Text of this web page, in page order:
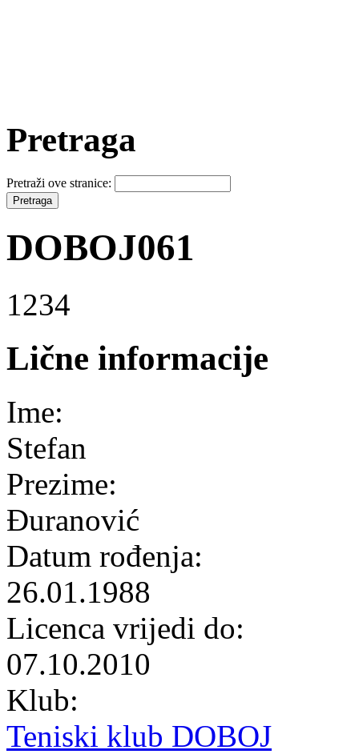
Pretraga
Pretraži ove stranice:
DOBOJ061
1234
Lične informacije
Ime:
Stefan
Prezime:
Đuranović
Datum rođenja:
26.01.1988
Licenca vrijedi do:
07.10.2010
Klub:
Teniski klub DOBOJ